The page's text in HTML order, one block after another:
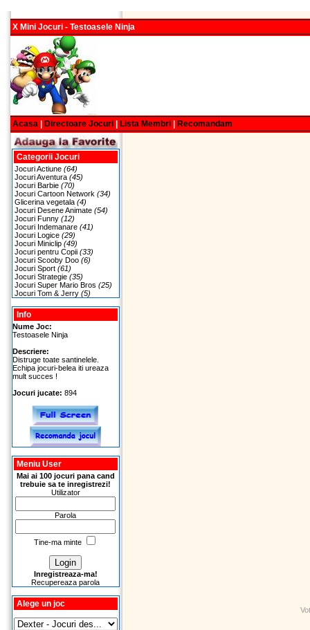
X Mini Jocuri - Testoasele Ninja
Acasa Directoare Jocuri Lista Membri Recomandam
Categorii Jocuri
Jocuri Actiune (64)
Jocuri Aventura (45)
Jocuri Barbie (70)
Jocuri Cartoon Network (34)
Glicerina vegetala (4)
Jocuri Desene Animate (54)
Jocuri Funny (12)
Jocuri Indemanare (41)
Jocuri Logice (29)
Jocuri Miniclip (49)
Jocuri pentru Copii (33)
Jocuri Scooby Doo (6)
Jocuri Sport (61)
Jocuri Strategie (35)
Jocuri Super Mario Bros (25)
Jocuri Tom & Jerry (5)
Info
Nume Joc:
Testoasele Ninja
Descriere:
Distruge toate santinelele.
Echipa jocuri-belea iti ureaza
mult succes !
Jocuri jucate: 894
Meniu User
Mai ai 100 jocuri pana cand
trebuie sa te inregistrezi!
Utilizator
Parola
Tine-ma minte
Inregistreaza-ma!
Recupereaza parola
Alege un joc